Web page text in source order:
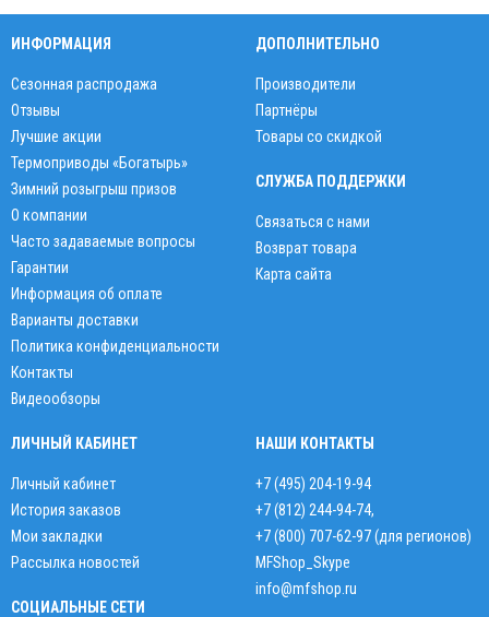
ИНФОРМАЦИЯ
Сезонная распродажа
Отзывы
Лучшие акции
Термоприводы «Богатырь»
Зимний розыгрыш призов
О компании
Часто задаваемые вопросы
Гарантии
Информация об оплате
Варианты доставки
Политика конфиденциальности
Контакты
Видеообзоры
ДОПОЛНИТЕЛЬНО
Производители
Партнёры
Товары со скидкой
СЛУЖБА ПОДДЕРЖКИ
Связаться с нами
Возврат товара
Карта сайта
ЛИЧНЫЙ КАБИНЕТ
Личный кабинет
История заказов
Мои закладки
Рассылка новостей
СОЦИАЛЬНЫЕ СЕТИ
НАШИ КОНТАКТЫ
+7 (495) 204-19-94
+7 (812) 244-94-74,
+7 (800) 707-62-97 (для регионов)
MFShop_Skype
info@mfshop.ru